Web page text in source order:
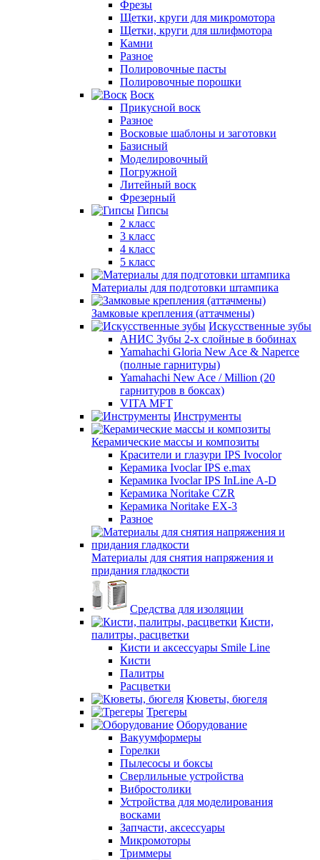
Фрезы
Щетки, круги для микромотора
Щетки, круги для шлифмотора
Камни
Разное
Полировочные пасты
Полировочные порошки
Воск
Прикусной воск
Разное
Восковые шаблоны и заготовки
Базисный
Моделировочный
Погружной
Литейный воск
Фрезерный
Гипсы
2 класс
3 класс
4 класс
5 класс
Материалы для подготовки штампика
Замковые крепления (аттачмены)
Искусственные зубы
АНИС Зубы 2-х слойные в бобинах
Yamahachi Gloria New Ace & Naperce
(полные гарнитуры)
Yamahachi New Ace / Million (20
гарнитуров в боксах)
VITA MFT
Инструменты
Керамические массы и композиты
Красители и глазури IPS Ivocolor
Керамика Ivoclar IPS e.max
Керамика Ivoclar IPS InLine A-D
Керамика Noritake CZR
Керамика Noritake EX-3
Разное
Материалы для снятия напряжения и
придания гладкости
Средства для изоляции
Кисти,
палитры, расцветки
Кисти и аксессуары Smile Line
Кисти
Палитры
Расцветки
Кюветы, бюгеля
Трегеры
Оборудование
Вакуумформеры
Горелки
Пылесосы и боксы
Сверлильные устройства
Вибростолики
Устройства для моделирования
восками
Запчасти, аксессуары
Микромоторы
Триммеры